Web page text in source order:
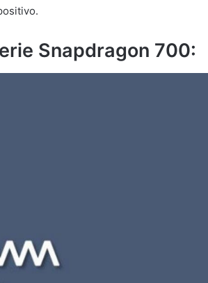
Snapdragon 700: